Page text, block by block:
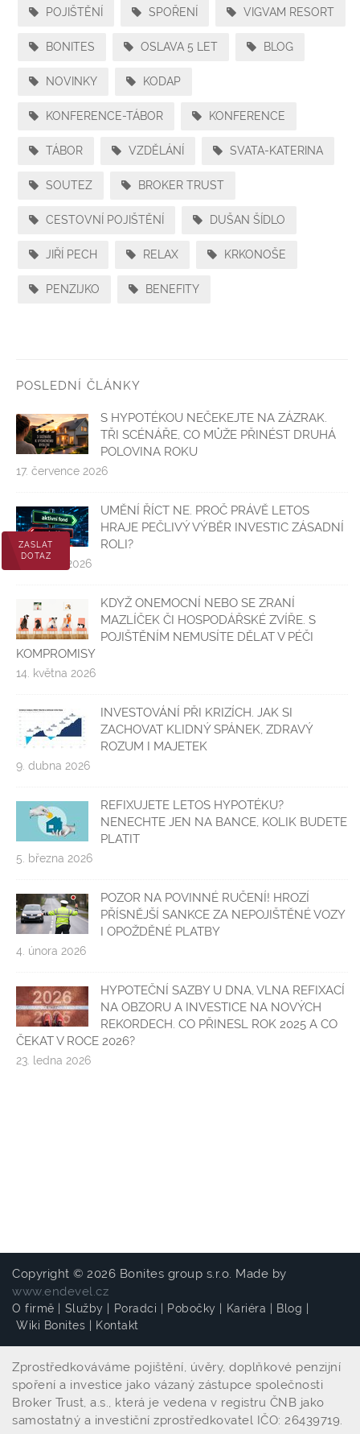
POJIŠTĚNÍ SPOŘENÍ VIGVAM RESORT
BONITES OSLAVA 5 LET BLOG
NOVINKY KODAP
KONFERENCE-TÁBOR KONFERENCE
TÁBOR VZDĚLÁNÍ SVATA-KATERINA
SOUTEZ BROKER TRUST
CESTOVNÍ POJIŠTĚNÍ DUŠAN ŠÍDLO
JIŘÍ PECH RELAX KRKONOŠE
PENZIJKO BENEFITY
POSLEDNÍ ČLÁNKY
S HYPOTÉKOU NEČEKEJTE NA ZÁZRAK.
TŘI SCÉNÁŘE, CO MŮŽE PŘINÉST DRUHÁ
POLOVINA ROKU
17. července 2026
UMĚNÍ ŘÍCT NE. PROČ PRÁVĚ LETOS
HRAJE PEČLIVÝ VÝBĚR INVESTIC ZÁSADNÍ
ROLI?
5. června 2026
KDYŽ ONEMOCNÍ NEBO SE ZRANÍ
MAZLÍČEK ČI HOSPODÁŘSKÉ ZVÍŘE. S
POJIŠTĚNÍM NEMUSÍTE DĚLAT V PÉČI
KOMPROMISY
14. května 2026
INVESTOVÁNÍ PŘI KRIZÍCH. JAK SI
ZACHOVAT KLIDNÝ SPÁNEK, ZDRAVÝ
ROZUM I MAJETEK
9. dubna 2026
REFIXUJETE LETOS HYPOTÉKU?
NENECHTE JEN NA BANCE, KOLIK BUDETE
PLATIT
5. března 2026
POZOR NA POVINNÉ RUČENÍ! HROZÍ
PŘÍSNĚJŠÍ SANKCE ZA NEPOJIŠTĚNÉ VOZY
I OPOŽDĚNÉ PLATBY
4. února 2026
HYPOTEČNÍ SAZBY U DNA, VLNA REFIXACÍ
NA OBZORU A INVESTICE NA NOVÝCH
REKORDECH. CO PŘINESL ROK 2025 A CO
ČEKAT V ROCE 2026?
23. ledna 2026
Copyright © 2026 Bonites group s.r.o. Made by
www.endevel.cz
O firmě Služby Poradci Pobočky Kariéra Blog
Wiki Bonites
Kontakt
Zprostředkováváme pojištění, úvěry, doplňkové penzijní
spoření a investice jako vázaný zástupce společnosti
Broker Trust, a.s., která je vedena v registru ČNB jako
samostatný a investiční zprostředkovatel IČO: 26439719.
ZASLAT
DOTAZ